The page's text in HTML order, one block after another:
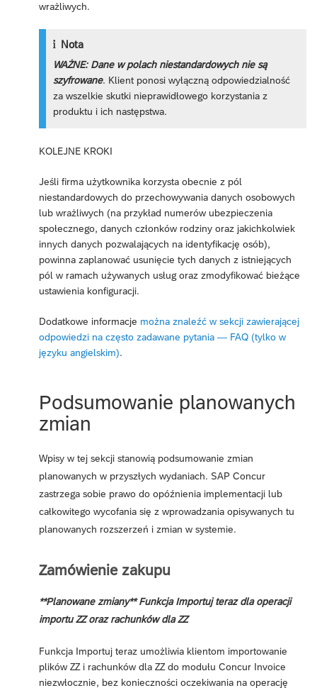
wrażliwych.
Nota
WAŻNE: Dane w polach niestandardowych nie są
szyfrowane. Klient ponosi wyłączną odpowiedzialność
za wszelkie skutki nieprawidłowego korzystania z
produktu i ich następstwa.
KOLEJNE KROKI
Jeśli firma użytkownika korzysta obecnie z pól
niestandardowych do przechowywania danych osobowych
lub wrażliwych (na przykład numerów ubezpieczenia
społecznego, danych członków rodziny oraz jakichkolwiek
innych danych pozwalających na identyfikację osób),
powinna zaplanować usunięcie tych danych z istniejących
pól w ramach używanych usług oraz zmodyfikować bieżące
ustawienia konfiguracji.
Dodatkowe informacje można znaleźć w sekcji zawierającej
odpowiedzi na często zadawane pytania — FAQ (tylko w
języku angielskim).
Podsumowanie planowanych
zmian
Wpisy w tej sekcji stanowią podsumowanie zmian
planowanych w przyszłych wydaniach. SAP Concur
zastrzega sobie prawo do opóźnienia implementacji lub
całkowitego wycofania się z wprowadzania opisywanych tu
planowanych rozszerzeń i zmian w systemie.
Zamówienie zakupu
**Planowane zmiany** Funkcja Importuj teraz dla operacji
importu ZZ oraz rachunków dla ZZ
Funkcja Importuj teraz umożliwia klientom importowanie
plików ZZ i rachunków dla ZZ do modułu Concur Invoice
niezwłocznie, bez konieczności oczekiwania na operację